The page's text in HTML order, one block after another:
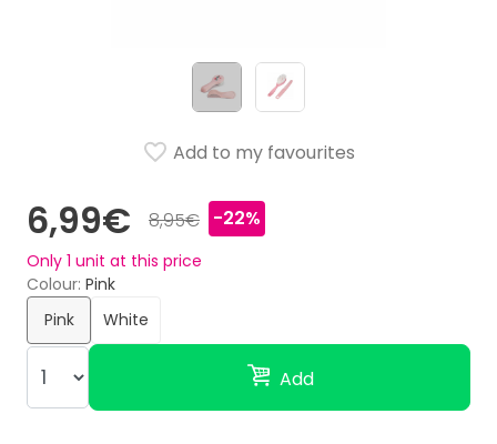
6,99€ 8,95€ -22%
Only 1 unit at this price
Colour
Pink
Pink
White
Add
Add to my favourites